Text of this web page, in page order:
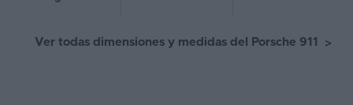
Ver todas dimensiones y medidas del Porsche 911 >